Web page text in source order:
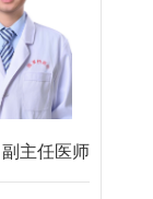
副主任医师